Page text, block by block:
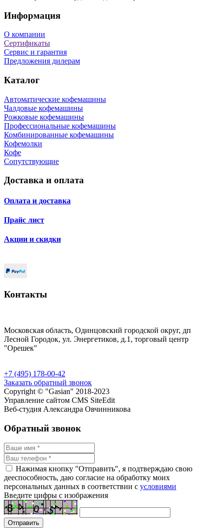
Информация
О компании
Сертификаты
Сервис и гарантия
Предложения дилерам
Каталог
Автоматические кофемашины
Чалдовые кофемашины
Рожковые кофемашины
Профессиональные кофемашины
Комбинированные кофемашины
Кофемолки
Кофе
Сопутствующие
Доставка и оплата
Оплата и доставка
Прайс лист
Акции и скидки
Контакты
Московская область, Одинцовский городской округ, дп
Лесной Городок, ул. Энергетиков, д.1, торговый центр
"Орешек"
+7 (495) 178-00-42
Заказать обратный звонок
Copyright © "Gasian" 2018-2023
Управление сайтом CMS SiteEdit
Веб-студия Александра Овчинникова
Обратный звонок
Нажимая кнопку "Отправить", я подтверждаю свою
дееспособность, даю согласие на обработку моих
персональных данных в соответствии с условиями
Введите цифры с изображения